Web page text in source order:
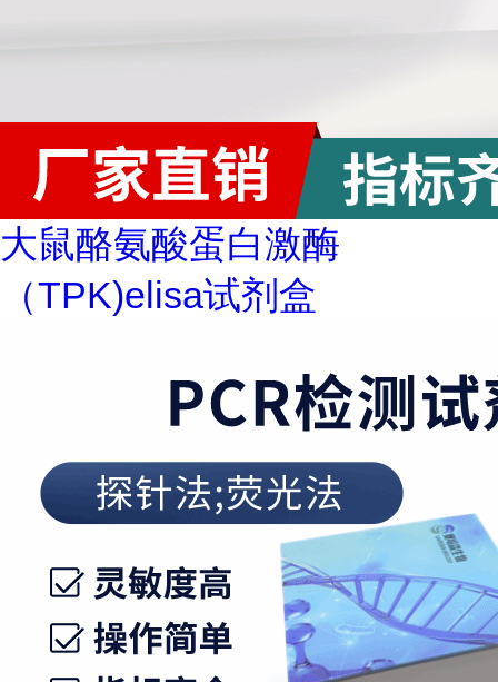
大鼠酪氨酸蛋白激酶
（TPK)elisa试剂盒